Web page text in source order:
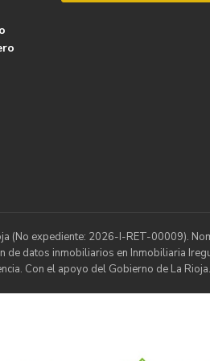
(No expediente: 2026-I-RET-00009).
datos inmobiliarios en Inmobiliaria
Con el apoyo del Gobierno de La Rioja.